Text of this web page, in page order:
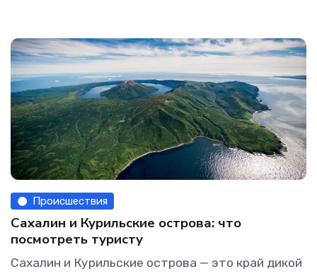
Происшествия
Сахалин и Курильские острова: что
посмотреть туристу
Сахалин и Курильские острова — это край дикой